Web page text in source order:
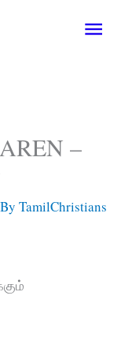
Main
–
TamilChristians